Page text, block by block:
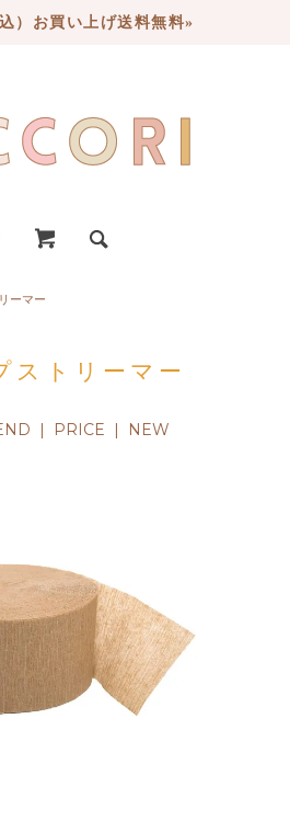
）お買い上げ送料無料»
ーマー
ストリーマー
| PRICE | NEW